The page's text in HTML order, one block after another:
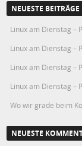
NEUESTE BEITRÄGE
Linux am Dienstag –
Linux am Dienstag –
Linux am Dienstag –
Linux am Dienstag –
Wo wir grade beim
NEUESTE